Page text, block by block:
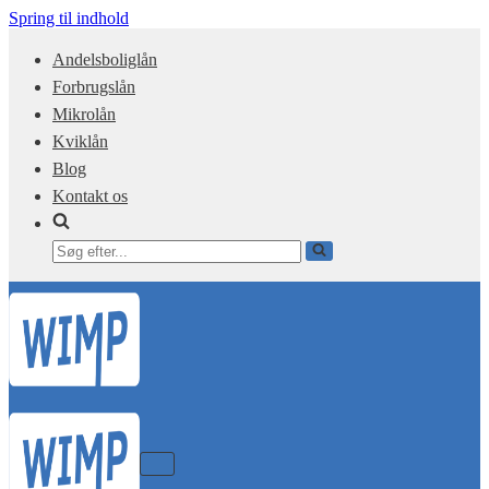
Spring til indhold
Andelsboliglån
Forbrugslån
Mikrolån
Kviklån
Blog
Kontakt os
Søg
Tænd/sluk